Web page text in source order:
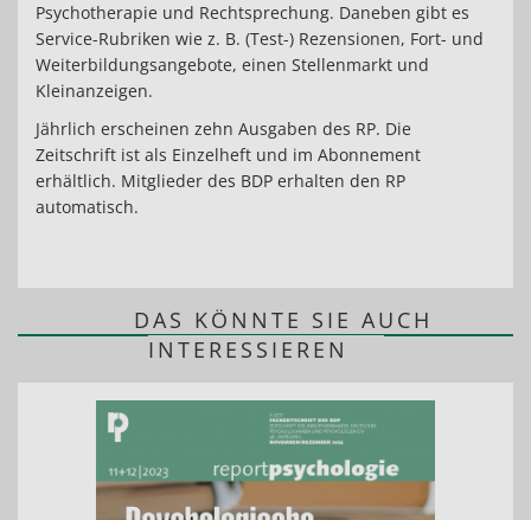
Psychotherapie und Rechtsprechung. Daneben gibt es
Service-Rubriken wie z. B. (Test-) Rezensionen, Fort- und
Weiterbildungsangebote, einen Stellenmarkt und
Kleinanzeigen.
Jährlich erscheinen zehn Ausgaben des RP. Die
Zeitschrift ist als Einzelheft und im Abonnement
erhältlich. Mitglieder des BDP erhalten den RP
automatisch.
DAS KÖNNTE SIE AUCH
INTERESSIEREN